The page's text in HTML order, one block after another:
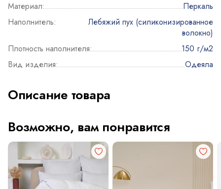
Материал:
Перкаль
Наполнитель:
Лебяжий пух (силиконизированное
волокно)
Плотность наполнителя:
150 г/м2
Вид изделия:
Одеяла
Описание товара
Возможно, вам понравится